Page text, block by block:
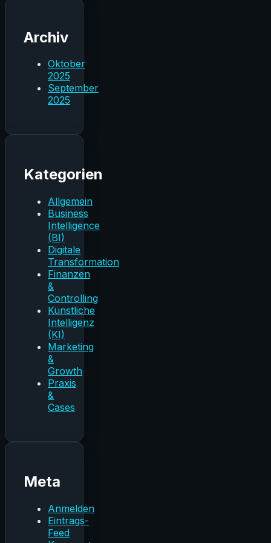
Archiv
Oktober
2025
September
2025
Kategorien
Allgemein
Business
Intelligence
(BI)
Digitale
Transformation
Finanzen
&
Controlling
Künstliche
Intelligenz
(KI)
Marketing
&
Growth
Praxis
&
Cases
Meta
Anmelden
Eintrags-
Feed